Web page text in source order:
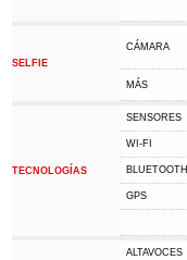
SELFIE
CÁMARA
MÁS
TECNOLOGÍAS
SENSORES
WI-FI
BLUETOOTH
GPS
ALTAVOCES